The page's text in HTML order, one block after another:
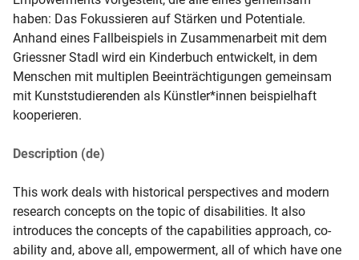
haben: Das Fokussieren auf Stärken und Potentiale.
Anhand eines Fallbeispiels in Zusammenarbeit mit dem
Griessner Stadl wird ein Kinderbuch entwickelt, in dem
Menschen mit multiplen Beeinträchtigungen gemeinsam
mit Kunststudierenden als Künstler*innen beispielhaft
kooperieren.
Description (de)
This work deals with historical perspectives and modern
research concepts on the topic of disabilities. It also
introduces the concepts of the capabilities approach, co-
ability and, above all, empowerment, all of which have one